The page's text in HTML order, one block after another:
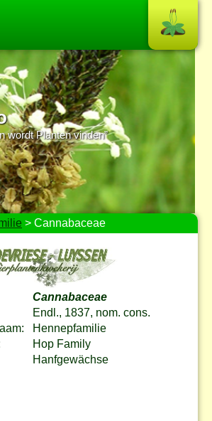
wordt Planten vinden”
> Cannabaceae
Cannabaceae
Endl., 1837, nom. cons.
Hennepfamilie
Hop Family
Hanfgewächse